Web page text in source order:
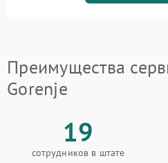
Преимущества
Gorenje
19
сотрудников в штате